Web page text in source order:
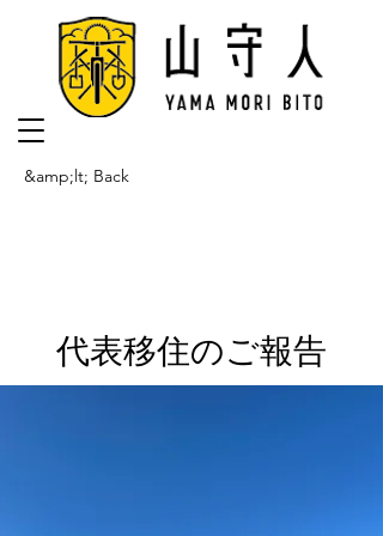
&amp;lt; Back
代表移住のご報告